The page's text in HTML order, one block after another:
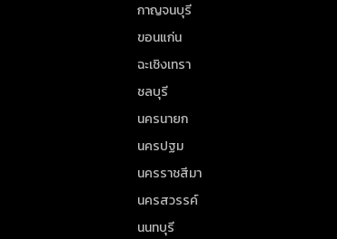
กาญจนบุรี
ขอนแก่น
ฉะเชิงเทรา
ชลบุรี
นครนายก
นครปฐม
นครราชสีมา
นครสวรรค์
นนทบุรี